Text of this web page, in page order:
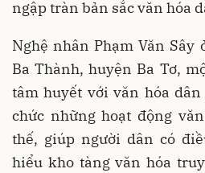
ngập tràn bản sắc văn hóa
Nghệ nhân Phạm Văn Sây
Ba Thành, huyện Ba Tơ,
tâm huyết với văn hóa
chức những hoạt động
thế, giúp người dân có
hiểu kho tàng văn hóa